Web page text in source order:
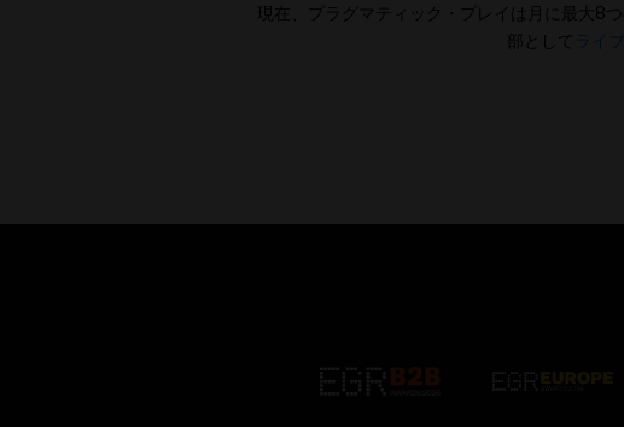
現在、プラグマティック・プレイは月に最大8つ
部として
ライ